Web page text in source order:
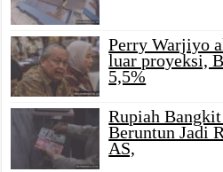
Perry Warjiyo
luar proyeksi,
5,5%
Rupiah
Beruntun Jadi
AS,